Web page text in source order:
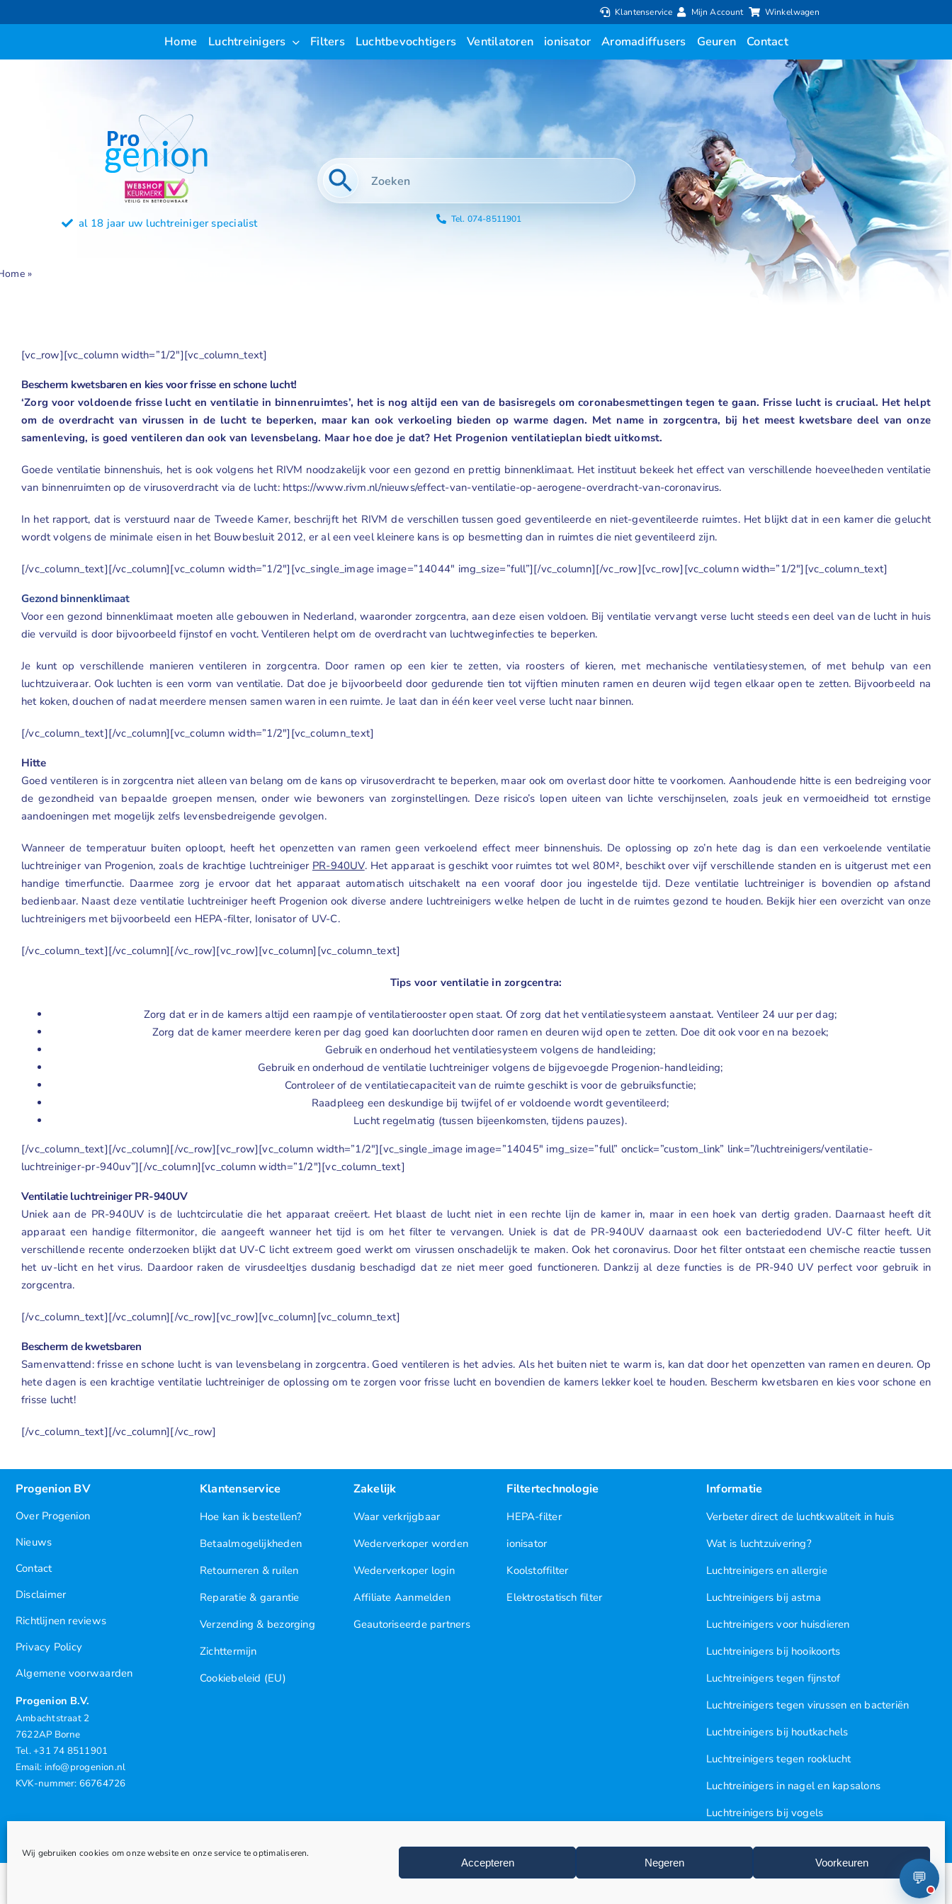
Wij gebruiken cookies om onze website en onze service te optimaliseren.
Accepteren Negeren Voorkeuren
naar
Klantenservice Mijn Account Winkelwagen
Home Luchtreinigers Filters Luchtbevochtigers Ventilatoren ionisator Aromadiffusers Geuren Contact
al 18 jaar uw luchtreiniger specialist
»
Tel. 074-8511901
[vc_row][vc_column width=”1/2″][vc_column_text]
Bescherm kwetsbaren en kies voor frisse en schone lucht!
‘Zorg voor voldoende frisse lucht en ventilatie in binnenruimtes’, het is nog altijd een van de basisregels om coronabesmettingen tegen te gaan. Frisse lucht is cruciaal. Het helpt
om de overdracht van virussen in de lucht te beperken, maar kan ook verkoeling bieden op warme dagen. Met name in zorgcentra, bij het meest kwetsbare deel van onze
samenleving, is goed ventileren dan ook van levensbelang. Maar hoe doe je dat? Het Progenion ventilatieplan biedt uitkomst.
Goede ventilatie binnenshuis, het is ook volgens het RIVM noodzakelijk voor een gezond en prettig binnenklimaat. Het instituut bekeek het effect van verschillende hoeveelheden ventilatie
van binnenruimten op de virusoverdracht via de lucht: https://www.rivm.nl/nieuws/effect-van-ventilatie-op-aerogene-overdracht-van-coronavirus.
In het rapport, dat is verstuurd naar de Tweede Kamer, beschrijft het RIVM de verschillen tussen goed geventileerde en niet-geventileerde ruimtes. Het blijkt dat in een kamer die gelucht
wordt volgens de minimale eisen in het Bouwbesluit 2012, er al een veel kleinere kans is op besmetting dan in ruimtes die niet geventileerd zijn.
[/vc_column_text][/vc_column][vc_column width=”1/2″][vc_single_image image=”14044″ img_size=”full”][/vc_column][/vc_row][vc_row][vc_column width=”1/2″][vc_column_text]
Gezond binnenklimaat
Voor een gezond binnenklimaat moeten alle gebouwen in Nederland, waaronder zorgcentra, aan deze eisen voldoen. Bij ventilatie vervangt verse lucht steeds een deel van de lucht in huis
die vervuild is door bijvoorbeeld fijnstof en vocht. Ventileren helpt om de overdracht van luchtweginfecties te beperken.
Je kunt op verschillende manieren ventileren in zorgcentra. Door ramen op een kier te zetten, via roosters of kieren, met mechanische ventilatiesystemen, of met behulp van een
luchtzuiveraar. Ook luchten is een vorm van ventilatie. Dat doe je bijvoorbeeld door gedurende tien tot vijftien minuten ramen en deuren wijd tegen elkaar open te zetten. Bijvoorbeeld na
het koken, douchen of nadat meerdere mensen samen waren in een ruimte. Je laat dan in één keer veel verse lucht naar binnen.
[/vc_column_text][/vc_column][vc_column width=”1/2″][vc_column_text]
Hitte
Goed ventileren is in zorgcentra niet alleen van belang om de kans op virusoverdracht te beperken, maar ook om overlast door hitte te voorkomen. Aanhoudende hitte is een bedreiging voor
de gezondheid van bepaalde groepen mensen, onder wie bewoners van zorginstellingen. Deze risico’s lopen uiteen van lichte verschijnselen, zoals jeuk en vermoeidheid tot ernstige
aandoeningen met mogelijk zelfs levensbedreigende gevolgen.
Wanneer de temperatuur buiten oploopt, heeft het openzetten van ramen geen verkoelend effect meer binnenshuis. De oplossing op zo’n hete dag is dan een verkoelende ventilatie
luchtreiniger van Progenion, zoals de krachtige luchtreiniger PR-940UV. Het apparaat is geschikt voor ruimtes tot wel 80M², beschikt over vijf verschillende standen en is uitgerust met een
handige timerfunctie. Daarmee zorg je ervoor dat het apparaat automatisch uitschakelt na een vooraf door jou ingestelde tijd. Deze ventilatie luchtreiniger is bovendien op afstand
bedienbaar. Naast deze ventilatie luchtreiniger heeft Progenion ook diverse andere luchtreinigers welke helpen de lucht in de ruimtes gezond te houden. Bekijk hier een overzicht van onze
luchtreinigers met bijvoorbeeld een HEPA-filter, Ionisatorof UV-C.
[/vc_column_text][/vc_column][/vc_row][vc_row][vc_column][vc_column_text]
Tips voor ventilatie in zorgcentra:
Zorg dat er in de kamers altijd een raampje of ventilatierooster open staat. Of zorg dat het ventilatiesysteem aanstaat. Ventileer 24 uur per dag;
Zorg dat de kamer meerdere keren per dag goed kan doorluchten door ramen en deuren wijd open te zetten. Doe dit ook voor en na bezoek;
Gebruik en onderhoud het ventilatiesysteem volgens de handleiding;
Gebruik en onderhoud de ventilatie luchtreiniger volgens de bijgevoegde Progenion-handleiding;
Controleer of de ventilatiecapaciteit van de ruimte geschikt is voor de gebruiksfunctie;
Raadpleeg een deskundige bij twijfel of er voldoende wordt geventileerd;
Lucht regelmatig (tussen bijeenkomsten, tijdens pauzes).
[/vc_column_text][/vc_column][/vc_row][vc_row][vc_column width=”1/2″][vc_single_image image=”14045″ img_size=”full” onclick=”custom_link” link=”/luchtreinigers/ventilatie-
luchtreiniger-pr-940uv”][/vc_column][vc_column width=”1/2″][vc_column_text]
Ventilatie luchtreiniger PR-940UV
Uniek aan de PR-940UV is de luchtcirculatie die het apparaat creëert. Het blaast de lucht niet in een rechte lijn de kamer in, maar in een hoek van dertig graden. Daarnaast heeft dit
apparaat een handige filtermonitor, die aangeeft wanneer het tijd is om het filter te vervangen. Uniek is dat de PR-940UV daarnaast ook een bacteriedodend UV-C filter heeft. Uit
verschillende recente onderzoeken blijkt dat UV-C licht extreem goed werkt om virussen onschadelijk te maken. Ook het coronavirus. Door het filter ontstaat een chemische reactie tussen
het uv-licht en het virus. Daardoor raken de virusdeeltjes dusdanig beschadigd dat ze niet meer goed functioneren. Dankzij al deze functies is de PR-940 UV perfect voor gebruik in
zorgcentra.
[/vc_column_text][/vc_column][/vc_row][vc_row][vc_column][vc_column_text]
Bescherm de kwetsbaren
Samenvattend: frisse en schone lucht is van levensbelang in zorgcentra. Goed ventileren is het advies. Als het buiten niet te warm is, kan dat door het openzetten van ramen en deuren. Op
hete dagen is een krachtige ventilatie luchtreiniger de oplossing om te zorgen voor frisse lucht en bovendien de kamers lekker koel te houden. Bescherm kwetsbaren en kies voor schone en
frisse lucht!
[/vc_column_text][/vc_column][/vc_row]
Progenion BV
Over Progenion
Nieuws
Contact
Disclaimer
Richtlijnen reviews
Privacy Policy
Algemene voorwaarden
Progenion B.V.
Ambachtstraat 2
7622AP Borne
Tel. +31 74 8511901
Email: info@progenion.nl
KVK-nummer: 66764726
Klantenservice
Hoe kan ik bestellen?
Betaalmogelijkheden
Retourneren & ruilen
Reparatie & garantie
Verzending & bezorging
Zichttermijn
Cookiebeleid (EU)
Zakelijk
Waar verkrijgbaar
Wederverkoper worden
Wederverkoper login
Affiliate Aanmelden
Geautoriseerde partners
Filtertechnologie
HEPA-filter
ionisator
Koolstoffilter
Elektrostatisch filter
Informatie
Verbeter direct de luchtkwaliteit in huis
Wat is luchtzuivering?
Luchtreinigers en allergie
Luchtreinigers bij astma
Luchtreinigers voor huisdieren
Luchtreinigers bij hooikoorts
Luchtreinigers tegen fijnstof
Luchtreinigers tegen virussen en bacteriën
Luchtreinigers bij houtkachels
Luchtreinigers tegen rooklucht
Luchtreinigers in nagel en kapsalons
Luchtreinigers bij vogels
💬